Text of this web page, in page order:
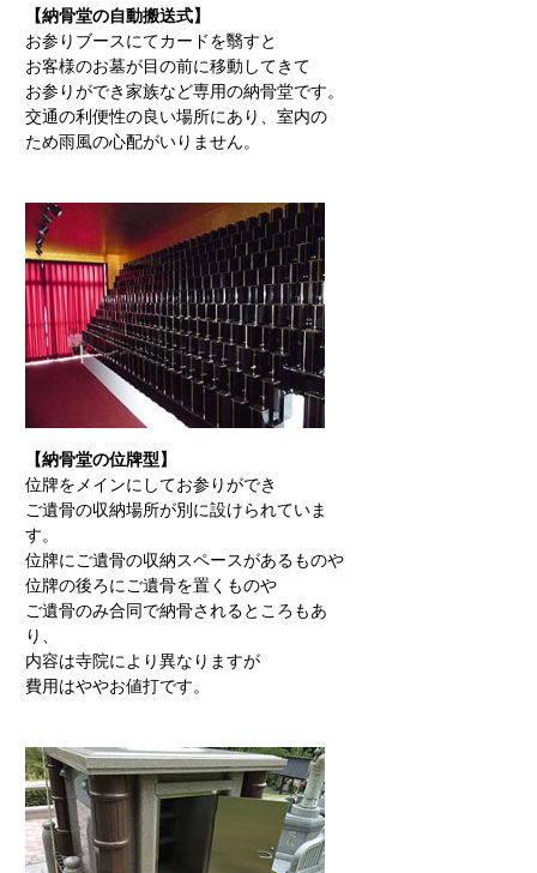
【納骨堂の自動搬送式】
お参りブースにてカードを翳すと
お客様のお墓が目の前に移動してきて
お参りができ家族など専用の納骨堂です。
交通の利便性の良い場所にあり、室内の
ため雨風の心配がいりません。
【納骨堂の位牌型】
位牌をメインにしてお参りができ
ご遺骨の収納場所が別に設けられていま
す。
位牌にご遺骨の収納スペースがあるものや
位牌の後ろにご遺骨を置くものや
ご遺骨のみ合同で納骨されるところもあ
り、
内容は寺院により異なりますが
費用はややお値打です。